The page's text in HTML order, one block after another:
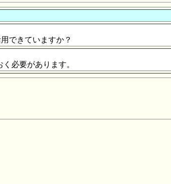
できていますか？
必要があります。